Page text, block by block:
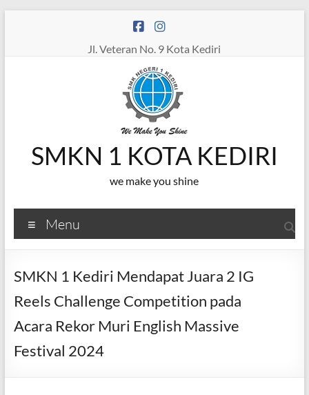
Jl. Veteran No. 9 Kota Kediri
SMKN 1 KOTA KEDIRI
we make you shine
Menu
SMKN 1 Kediri Mendapat Juara 2 IG
Reels Challenge Competition pada
Acara Rekor Muri English Massive
Festival 2024